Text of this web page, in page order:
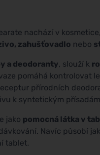
nachází v
zahušťovadlo nebo
a deodoranty, slouží k
pomáhá kontrolovat
přírodních
k syntetickým
jako pomocná látka v
Navíc působí
tablet.